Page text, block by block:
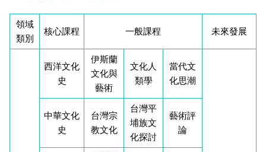
領域
類別
核心課程 一般課程 未來發展
西洋文化
史
伊斯蘭
文化與
藝術
文化人
類學
當代文
化思潮
中華文化
史
台灣宗
教文化
台灣平
埔族文
化探討
藝術評
論